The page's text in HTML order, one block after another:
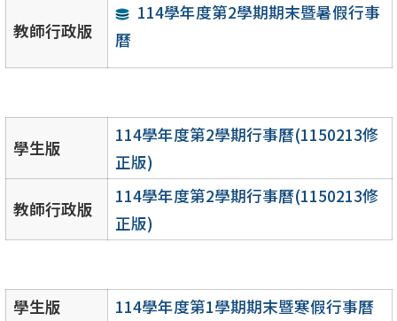
教師行政版
114學年度第2學期期末暨暑假行事
曆
學生版
114學年度第2學期行事曆(1150213修
正版)
教師行政版
114學年度第2學期行事曆(1150213修
正版)
學生版
114學年度第1學期期末暨寒假行事曆